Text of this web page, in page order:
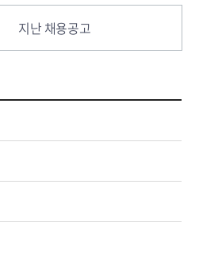
지난 채용공고